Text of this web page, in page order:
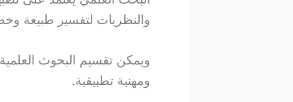
والنظريات لتفسير طبيعة
ويمكن تقسيم البحوث
ومهنية تطبيقية.